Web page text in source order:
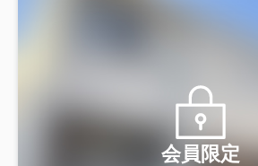
会員限定